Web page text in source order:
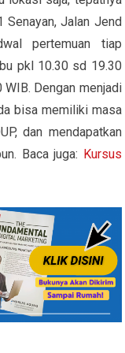
Senayan, Jalan Jend
pertemuan tiap
pkl 10.30 sd 19.30
Dengan menjadi
bisa memiliki masa
dan mendapatkan
Baca juga: Kursus